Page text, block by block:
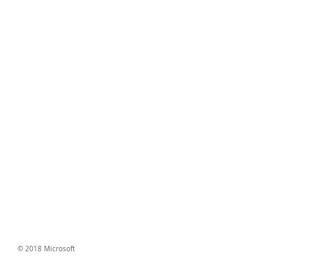
© 2018 Microsoft